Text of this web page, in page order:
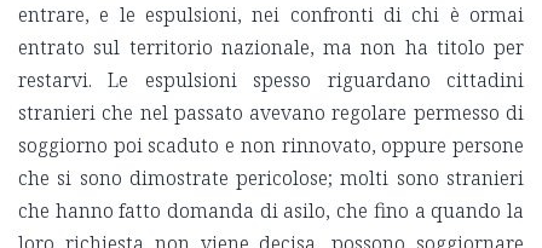
entrare, e le espulsioni, nei confronti di chi è ormai
entrato sul territorio nazionale, ma non ha titolo per
restarvi. Le espulsioni spesso riguardano cittadini
stranieri che nel passato avevano regolare permesso di
soggiorno poi scaduto e non rinnovato, oppure persone
che si sono dimostrate pericolose; molti sono stranieri
che hanno fatto domanda di asilo, che fino a quando la